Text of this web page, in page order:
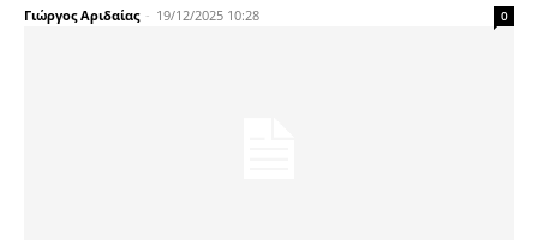
Γιώργος Αριδαίας - 19/12/2025 10:28 0